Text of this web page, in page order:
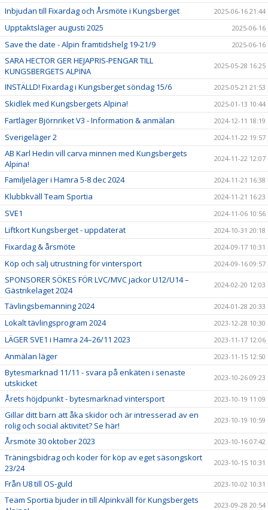
Inbjudan till Fixardag och Årsmöte i Kungsberget 2025-06-16 21:44
Upptaktsläger augusti 2025 2025-06-16
Save the date - Alpin framtidshelg 19-21/9 2025-06-16
SARA HECTOR GER HEJAPRIS-PENGAR TILL
KUNGSBERGETS ALPINA
2025-05-28 16:25
INSTÄLLD! Fixardag i Kungsberget söndag 15/6 2025-05-21 21:53
Skidlek med Kungsbergets Alpina! 2025-01-13 10:44
Fartläger Björnriket V3 - Information & anmälan 2024-12-11 18:19
Sverigeläger 2 2024-11-22 19:57
AB Karl Hedin vill carva minnen med Kungsbergets
Alpina!
2024-11-22 12:07
Familjeläger i Hamra 5-8 dec 2024 2024-11-21 16:38
Klubbkväll Team Sportia 2024-11-21 16:23
SVE1 2024-11-06 10:56
Liftkort Kungsberget - uppdaterat 2024-10-31 20:18
Fixardag & årsmöte 2024-09-17 10:31
Köp och sälj utrustning för vintersport 2024-09-16 09:57
SPONSORER SÖKES FÖR LVC/MVC jackor U12/U14 –
Gästrikelaget 2024
2024-02-20 12:03
Tävlingsbemanning 2024 2024-01-28 20:33
Lokalt tävlingsprogram 2024 2023-12-28 10:30
LÄGER SVE1 i Hamra 24–26/11 2023 2023-11-17 12:06
Anmälan läger 2023-11-15 12:50
Bytesmarknad 11/11 - svara på enkäten i senaste
utskicket
2023-10-26 09:23
Årets höjdpunkt - bytesmarknad vintersport 2023-10-19 11:09
Gillar ditt barn att åka skidor och är intresserad av en
rolig och social aktivitet? Se här!
2023-10-19 10:59
Årsmöte 30 oktober 2023 2023-10-16 07:42
Träningsbidrag och koder för köp av eget säsongskort
23/24
2023-10-15 10:31
Från U8 till OS-guld 2023-10-02 10:31
Team Sportia bjuder in till Alpinkväll för Kungsbergets
2023-09-28 20:54